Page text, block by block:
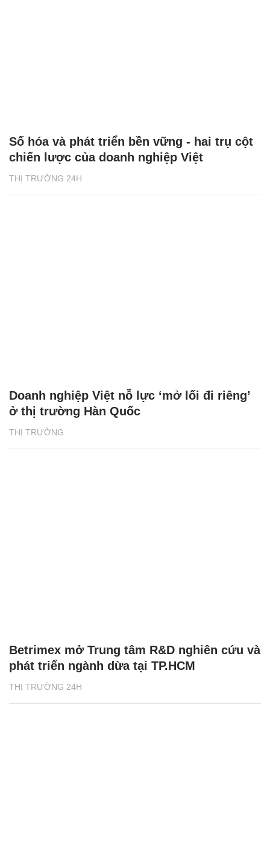
THỊ TRƯỜNG 24H
Số hóa và phát triển bền vững - hai trụ cột
chiến lược của doanh nghiệp Việt
THỊ TRƯỜNG
Doanh nghiệp Việt nỗ lực ‘mở lối đi riêng’
ở thị trường Hàn Quốc
THỊ TRƯỜNG 24H
Betrimex mở Trung tâm R&D nghiên cứu và
phát triển ngành dừa tại TP.HCM